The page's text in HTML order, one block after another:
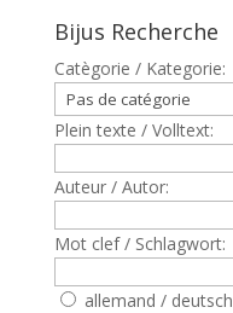
Bijus Recherche
Catègorie / Kategorie:
Plein texte / Volltext:
Auteur / Autor:
Mot clef / Schlagwort:
allemand / deutsch